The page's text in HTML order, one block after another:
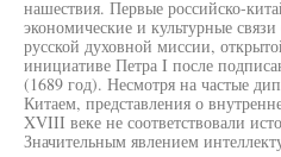
нашествия. Первые российско-
экономические и культурные
русской духовной миссии,
инициативе Петра I после
(1689 год). Несмотря на частые
Китаем, представления о
XVIII веке не соответствовали
Значительным явлением